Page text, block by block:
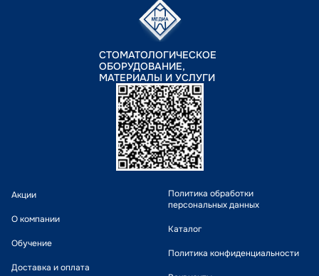
СТОМАТОЛОГИЧЕСКОЕ
ОБОРУДОВАНИЕ,
МАТЕРИАЛЫ И УСЛУГИ
Акции
О компании
Обучение
Доставка и оплата
Политика обработки
персональных данных
Каталог
Политика конфиденциальности